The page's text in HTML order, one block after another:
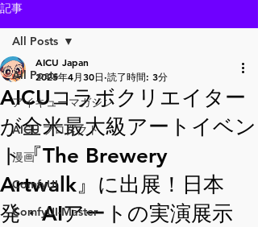
記事
All Posts
アイキューマガジン
AICU プロダクト
漫画
ComfyUI
ComfyUI-Master
All Posts
AICUコラボクリエイター
が全米最大級アートイベン
ト『The Brewery
Artwalk』に出展！日本
発・AIアートの実演展示
AICU Japan
2025年4月30日 読了時間: 3分